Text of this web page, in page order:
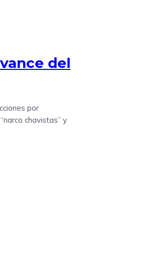
del
por
chavistas” y